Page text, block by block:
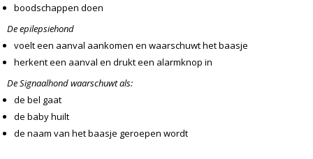
boodschappen doen
De epilepsiehond
voelt een aanval aankomen en waarschuwt het baasje
herkent een aanval en drukt een alarmknop in
De Signaalhond waarschuwt als:
de bel gaat
de baby huilt
de naam van het baasje geroepen wordt